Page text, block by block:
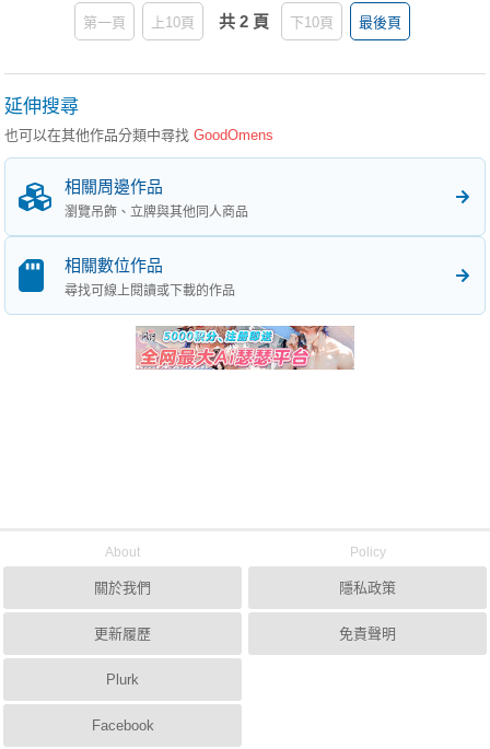
第一頁 上10頁 共 2 頁 下10頁 最後頁
延伸搜尋
也可以在其他作品分類中尋找GoodOmens
相關周邊作品
瀏覽吊飾、立牌與其他同人商品
相關數位作品
尋找可線上閱讀或下載的作品
About
關於我們
更新履歷
Plurk
Facebook
Policy
隱私政策
免責聲明